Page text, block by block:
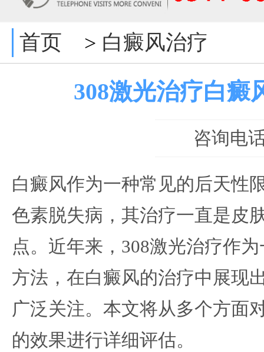
首页 > 白癜风治疗
308激光治疗白癜
咨询电
白癜风作为一种常见的后天性
色素脱失病，其治疗一直是皮
点。近年来，308激光治疗作
方法，在白癜风的治疗中展现
广泛关注。本文将从多个方面
的效果进行详细评估。